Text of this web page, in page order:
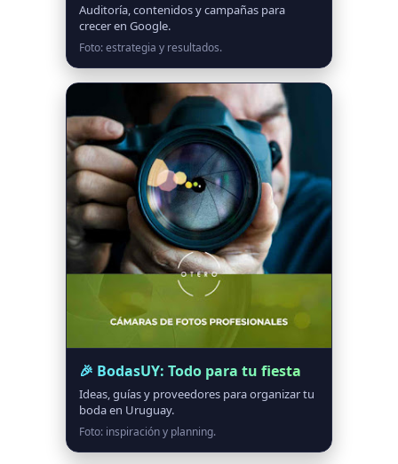
Auditoría, contenidos y campañas para
crecer en Google.
Foto: estrategia y resultados.
🎉 BodasUY: Todo para tu fiesta
Ideas, guías y proveedores para organizar tu
boda en Uruguay.
Foto: inspiración y planning.